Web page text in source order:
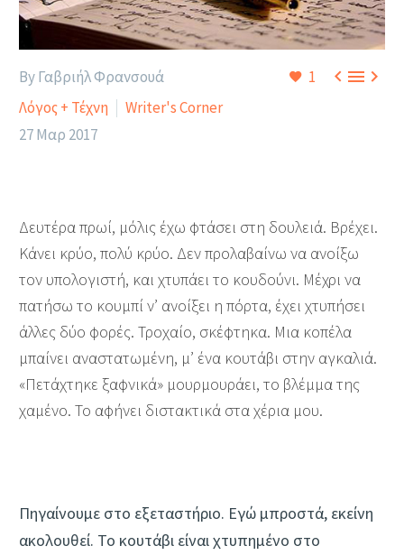
1 
By Γαβριήλ Φρανσουά
Λόγος + Τέχνη
Writer's Corner
27 Μαρ 2017
Δευτέρα πρωί, μόλις έχω φτάσει στη δουλειά. Βρέχει.
Κάνει κρύο, πολύ κρύο. Δεν προλαβαίνω να ανοίξω
τον υπολογιστή, και χτυπάει το κουδούνι. Μέχρι να
πατήσω το κουμπί ν’ ανοίξει η πόρτα, έχει χτυπήσει
άλλες δύο φορές. Τροχαίο, σκέφτηκα. Μια κοπέλα
μπαίνει αναστατωμένη, μ’ ένα κουτάβι στην αγκαλιά.
«Πετάχτηκε ξαφνικά» μουρμουράει, το βλέμμα της
χαμένο. Το αφήνει διστακτικά στα χέρια μου.
Πηγαίνουμε στο εξεταστήριο. Εγώ μπροστά, εκείνη
ακολουθεί. Το κουτάβι είναι χτυπημένο στο